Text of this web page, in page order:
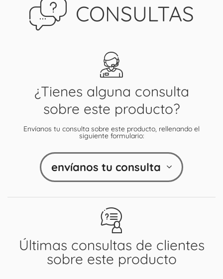
CONSULTAS
Últimas consultas de clientes
sobre este producto
¿Tienes alguna consulta
sobre este producto?
Envíanos tu consulta sobre este producto, rellenando el
siguiente formulario:
envíanos tu consulta